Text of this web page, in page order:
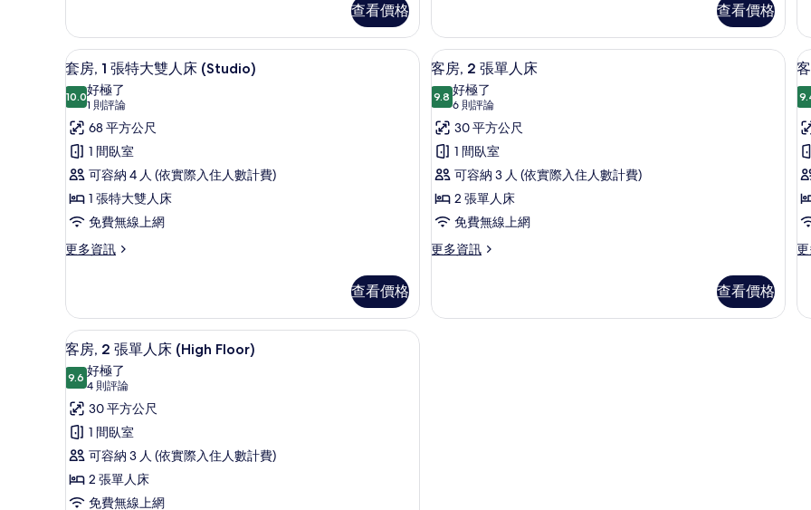
片
情的
所
有
相
片
1
張
特
雙
床
的
詳
情
查看價格
人
床,
邊
間
的
所
有
相
片
1
張
特
大
雙
人
床,
邊
間
的
詳
查看價格
客
房,
1
特
雙
人
床,
陽
台,
市
景
觀
情
顯
示
套
房,
張
特
大
雙
(Studio)
的
所
有
相
片
套房, 1 張特大雙人床 (Studio) | 低過敏寢具、迷你吧、客房內保險箱、筆電工作空間
6
套房, 1 張特大雙人床 (Studio)
10.010.0 分，滿分 10 分
好極了
1 則評論
(1
則
評
論)
68 平方公尺
1 間臥室
可容納 4 人 (依實際入住人數計費)
1 張特大雙人床
免費無線上網
更多資訊
更
1
張
特
雙
床
(Studio)
的
詳
情
查看價格
顯
示
客
房,
2
張
單
人
床
有
低過敏寢具、迷你吧、客房內保險箱、
5
客房, 2 張單人床
9.89.8 分，滿分 10 分
好極了
6 則評論
(6
則
評
論)
30 平方公尺
1 間臥室
可容納 3 人 (依實際入住人數計費)
2 張單人床
免費無線上網
更多資訊
更
2
查看價格
顯
更
1
顯
示
客
房,
2
張
單
人
低過敏寢具、迷你吧、客房內保險箱、筆電工作空間
4
客房, 2 張單人床 (High Floor)
9.69.6 分，滿分 10 分
好極了
4 則評論
(4
則
評
論)
30 平方公尺
1 間臥室
可容納 3 人 (依實際入住人數計費)
2 張單人床
免費無線上網